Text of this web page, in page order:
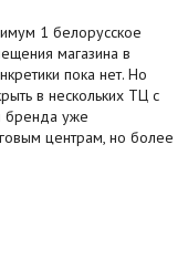
1 белорусское
магазина в
пока нет. Но
в нескольких ТЦ с
бренда уже
центрам, но более